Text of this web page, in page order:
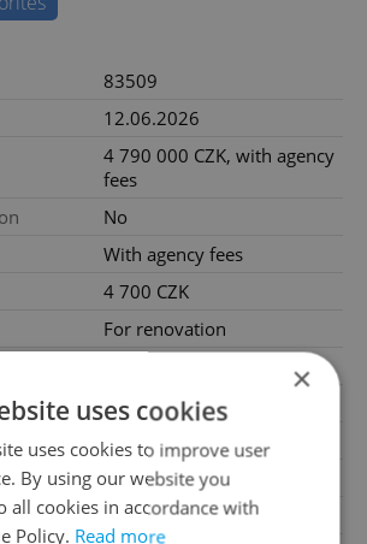
83509
12.06.2026
4 790 000 CZK, with agency
fees
No
With agency fees
4 700 CZK
For renovation
Cooperative
2
7
58m2
×
uses cookies
uses cookies to improve user
By using our website you
all cookies in accordance with
Policy. Read more